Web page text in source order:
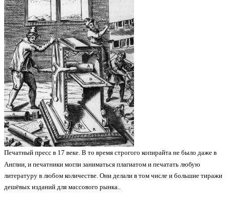
Печатный пресс в 17 веке. В то время строгого копирайта не было даже в
Англии, и печатники могли заниматься плагиатом и печатать любую
литературу в любом количестве. Они делали в том числе и большие тиражи
дешёвых изданий для массового рынка..